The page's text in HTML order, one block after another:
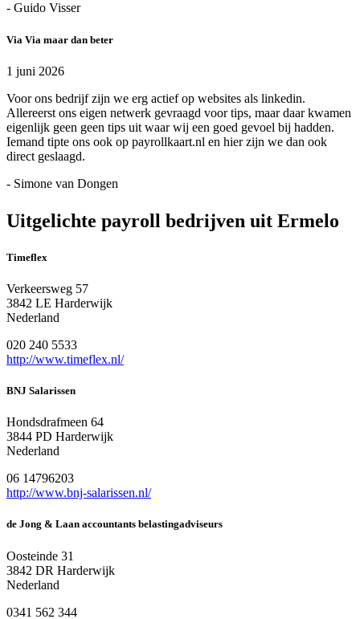
- Guido Visser
Via Via maar dan beter
1 juni 2026
Voor ons bedrijf zijn we erg actief op websites als linkedin.
Allereerst ons eigen netwerk gevraagd voor tips, maar daar kwamen
eigenlijk geen geen tips uit waar wij een goed gevoel bij hadden.
Iemand tipte ons ook op payrollkaart.nl en hier zijn we dan ook
direct geslaagd.
- Simone van Dongen
Uitgelichte payroll bedrijven uit Ermelo
Timeflex
Verkeersweg 57
3842 LE Harderwijk
Nederland
020 240 5533
http://www.timeflex.nl/
BNJ Salarissen
Hondsdrafmeen 64
3844 PD Harderwijk
Nederland
06 14796203
http://www.bnj-salarissen.nl/
de Jong & Laan accountants belastingadviseurs
Oosteinde 31
3842 DR Harderwijk
Nederland
0341 562 344